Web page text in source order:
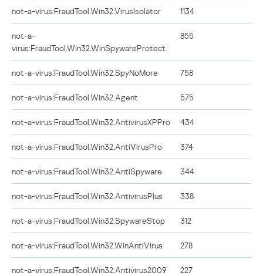
not-a-virus:FraudTool.Win32.VirusIsolator 1134
not-a-
virus:FraudTool.Win32.WinSpywareProtect
855
not-a-virus:FraudTool.Win32.SpyNoMore 758
not-a-virus:FraudTool.Win32.Agent 575
not-a-virus:FraudTool.Win32.AntivirusXPPro 434
not-a-virus:FraudTool.Win32.AntiVirusPro 374
not-a-virus:FraudTool.Win32.AntiSpyware 344
not-a-virus:FraudTool.Win32.AntivirusPlus 338
not-a-virus:FraudTool.Win32.SpywareStop 312
not-a-virus:FraudTool.Win32.WinAntiVirus 278
not-a-virus:FraudTool.Win32.Antivirus2009 227